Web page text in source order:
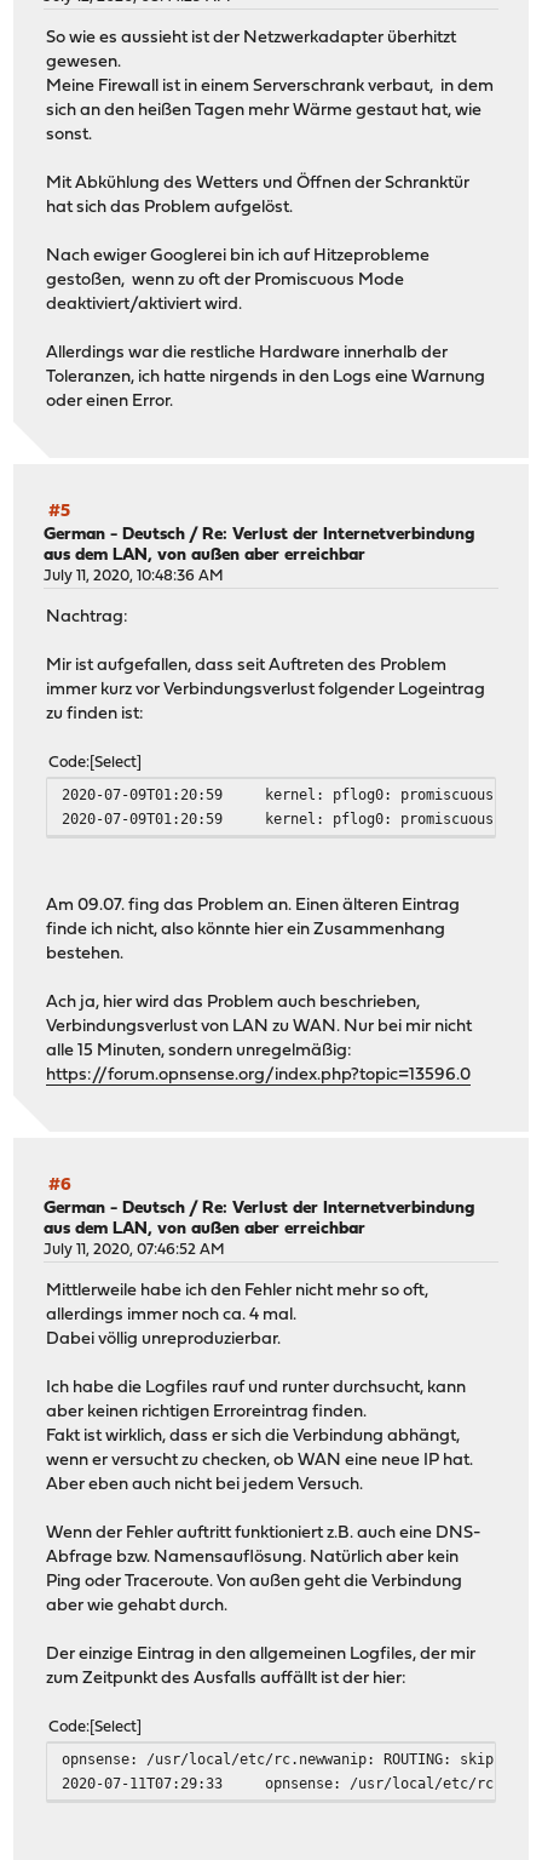
So wie es aussieht ist der Netzwerkadapter überhitzt
gewesen.
Meine Firewall ist in einem Serverschrank verbaut, in dem
sich an den heißen Tagen mehr Wärme gestaut hat, wie
sonst.
Mit Abkühlung des Wetters und Öffnen der Schranktür
hat sich das Problem aufgelöst.
Nach ewiger Googlerei bin ich auf Hitzeprobleme
gestoßen, wenn zu oft der Promiscuous Mode
deaktiviert/aktiviert wird.
Allerdings war die restliche Hardware innerhalb der
Toleranzen, ich hatte nirgends in den Logs eine Warnung
oder einen Error.
#5
German - Deutsch / Re: Verlust der Internetverbindung
aus dem LAN, von außen aber erreichbar
July 11, 2020, 10:48:36 AM
Nachtrag:
Mir ist aufgefallen, dass seit Auftreten des Problem
immer kurz vor Verbindungsverlust folgender Logeintrag
zu finden ist:
Code Select
2020-07-09T01:20:59
kernel: pflog0: promiscuous mode
2020-07-09T01:20:59
kernel: pflog0: promiscuous
Am 09.07. fing das Problem an. Einen älteren Eintrag
finde ich nicht, also könnte hier ein Zusammenhang
bestehen.
Ach ja, hier wird das Problem auch beschrieben,
Verbindungsverlust von LAN zu WAN. Nur bei mir nicht
alle 15 Minuten, sondern unregelmäßig:
https://forum.opnsense.org/index.php?topic=13596.0
#6
German - Deutsch / Re: Verlust der Internetverbindung
aus dem LAN, von außen aber erreichbar
July 11, 2020, 07:46:52 AM
Mittlerweile habe ich den Fehler nicht mehr so oft,
allerdings immer noch ca. 4 mal.
Dabei völlig unreproduzierbar.
Ich habe die Logfiles rauf und runter durchsucht, kann
aber keinen richtigen Erroreintrag finden.
Fakt ist wirklich, dass er sich die Verbindung abhängt,
wenn er versucht zu checken, ob WAN eine neue IP hat.
Aber eben auch nicht bei jedem Versuch.
Wenn der Fehler auftritt funktioniert z.B. auch eine DNS-
Abfrage bzw. Namensauflösung. Natürlich aber kein
Ping oder Traceroute. Von außen geht die Verbindung
aber wie gehabt durch.
Der einzige Eintrag in den allgemeinen Logfiles, der mir
zum Zeitpunkt des Ausfalls auffällt ist der hier:
Code Select
opnsense: /usr/local/etc/rc.newwanip: ROUTING:
2020-07-11T07:29:33
opnsense: /usr/local/etc/